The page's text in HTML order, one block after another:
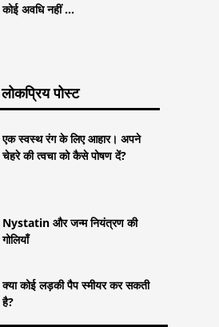
कोई अवधि नहीं ...
लोकप्रिय पोस्ट
एक स्वस्थ रंग के लिए आहार। अपने
चेहरे की त्वचा को कैसे पोषण दें?
Nystatin और जन्म नियंत्रण की
गोलियाँ
क्या कोई लड़की पैप स्मीयर कर सकती
है?